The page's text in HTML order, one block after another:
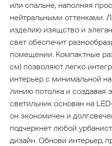
или спальне, наполняя
нейтральными оттенками.
изделию изящство и
свет обеспечит
помещении. Компактные
см) позволяют легко
интерьер с минимальной
линию потолка и создавая
светильник основан на
он экономичен и
подчеркнет любой
дизайн. Обнови интерьер,